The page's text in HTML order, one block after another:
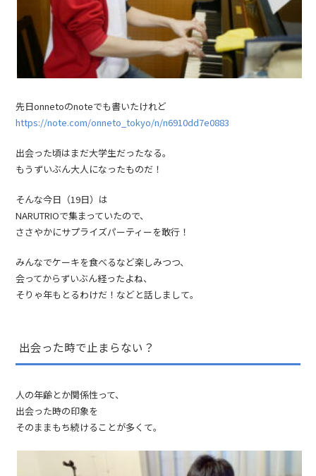
先日onnetoのnoteでも書いたけれど
https://note.com/onneto_tokyo/n/n6910dd7e0883
出会った頃はまだ大学生だったなる。
もうずいぶん大人になったものだ！
そんな今日（19日）は
NARUTRIOで集まっていたので、
ささやかにサプライズパーティーを敢行！
みんなでケーキを食べるなど楽しみつつ、
会ってからずいぶん経ったよね、
そりゃ年もとるわけだ！などと話しまして。
出会った時で止まらない？
人の年齢とか関係性って、
出会った時の印象を
そのままもち続けることが多くて。